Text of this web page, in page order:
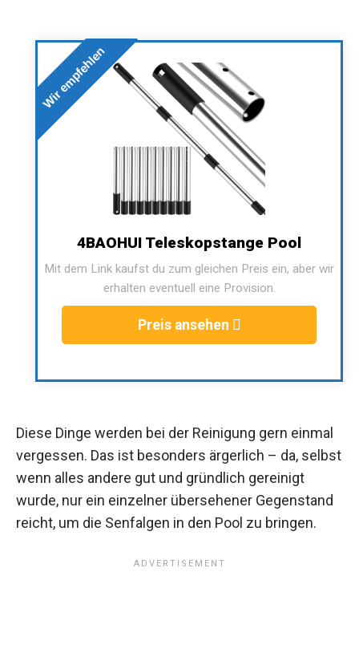
Wir empfehlen
4BAOHUI Teleskopstange Pool
Mit dem Link kaufst du zum gleichen Preis ein, aber wir
erhalten eventuell eine Provision.
Preis ansehen
Diese Dinge werden bei der Reinigung gern einmal
vergessen. Das ist besonders ärgerlich – da, selbst
wenn alles andere gut und gründlich gereinigt
wurde, nur ein einzelner übersehener Gegenstand
reicht, um die Senfalgen in den Pool zu bringen.